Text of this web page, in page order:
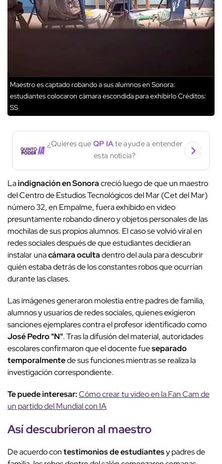
Maestro es captado robando a sus alumnos en Sonora:
estudiantes colocaron cámara escondida para exhibirloCréditos:
SS
¿Quieres que QP IAte ayude a entender
esta noticia?
Laindignación en Sonoracreció luego de que un maestro
del Centro de Estudios Tecnológicos del Mar (Cet del Mar)
número 32, en Empalme, fuera exhibido en video
presuntamente robando dinero y objetos personales de las
mochilas de sus propios alumnos. El caso se volvió viral en
redes sociales después de que estudiantes decidieran
instalar unacámara ocultadentro del aula para descubrir
quién estaba detrás de los constantes robos que ocurrían
durante las clases.
Las imágenes generaron molestia entre padres de familia,
alumnos y usuarios de redes sociales, quienes exigieron
sanciones ejemplares contra el profesor identificado como
José Pedro "N". Tras la difusión del material, autoridades
escolares confirmaron que el docente fueseparado
temporalmentede sus funciones mientras se realiza la
investigación correspondiente.
Te puede interesar:Cómo crear tu video en la Fan Cam de
un partido del Mundial con IA
Así descubrieron al maestro
De acuerdo contestimonios de estudiantesy padres de